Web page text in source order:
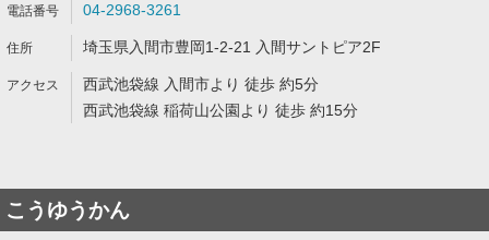
04-2968-3261
埼玉県入間市豊岡1-2-21 入間サントピア2F
西武池袋線 入間市より 徒歩 約5分
西武池袋線 稲荷山公園より 徒歩 約15分
こうゆうかん